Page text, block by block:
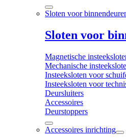
Sloten voor
Sloten voor
Magnetische
Mechanische
Insteeksloten voor
Insteeksloten voor
Deursluiters
Accessoires
Deurstoppers
Accessoires inrichting